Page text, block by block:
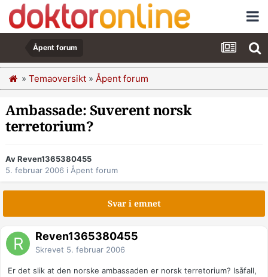
Åpent forum
» Temaoversikt » Åpent forum
Ambassade: Suverent norsk
terretorium?
Av Reven1365380455
5. februar 2006 i Åpent forum
Svar i emnet
Reven1365380455
Skrevet 5. februar 2006
Er det slik at den norske ambassaden er norsk terretorium? Isåfall,